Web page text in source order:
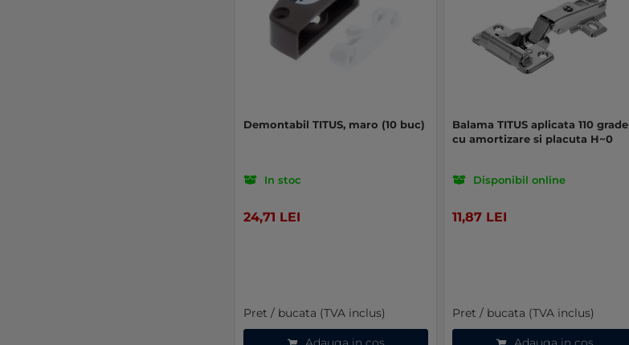
Demontabil TITUS, maro (10 buc)
In stoc
24,71 LEI
Pret / bucata (TVA inclus)
Balama TITUS aplicata 110 grade
cu amortizare si placuta H~0
Disponibil online
11,87 LEI
Pret / bucata (TVA inclus)